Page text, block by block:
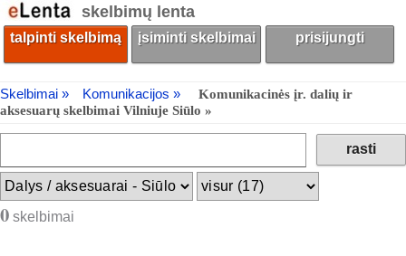
skelbimų lenta
talpinti skelbimą įsiminti skelbimai prisijungti
Skelbimai » Komunikacijos »
Komunikacinės įr. dalių ir
aksesuarų skelbimai Vilniuje Siūlo »
0 skelbimai